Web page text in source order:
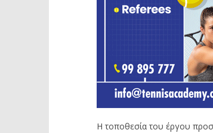
Η τοποθεσία του έργου